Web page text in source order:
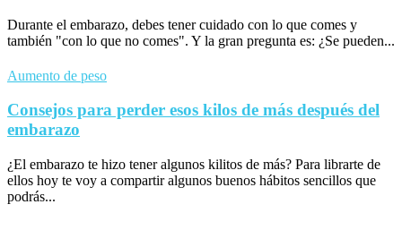
Durante el embarazo, debes tener cuidado con lo que comes y
también "con lo que no comes". Y la gran pregunta es: ¿Se pueden...
Aumento de peso
Consejos para perder esos kilos de más después del
embarazo
¿El embarazo te hizo tener algunos kilitos de más? Para librarte de
ellos hoy te voy a compartir algunos buenos hábitos sencillos que
podrás...